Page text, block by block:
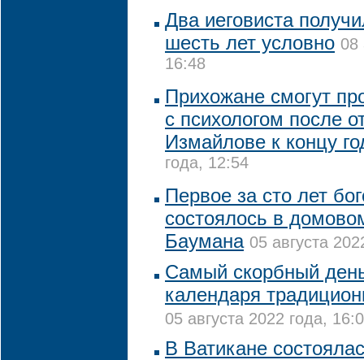
Два иеговиста
шесть лет условно 08
16:48
Прихожане смогут
с психологом после
Измайлове к концу
года, 12:54
Первое за сто лет
состоялось в
Баумана 05 августа
Самый скорбный
календаря
05 августа 2022 года,
В Ватикане